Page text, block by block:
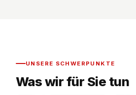
UNSERE SCHWERPUNKTE
Was wir für Sie tun